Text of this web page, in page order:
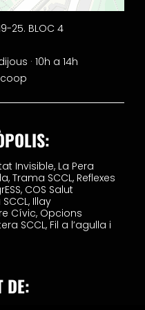
25. BLOC 4
· 10h a 14h
Invisible, La Pera
Trama SCCL, Reflexes
COS Salut
Illay
Cívic, Opcions
SCCL, Fil a l’agulla i
DE: